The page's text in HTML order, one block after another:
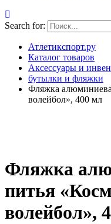
Search for:
Атлетикспорт.ру
Каталог товаров
Аксессуары и
бутылки и фляжки
Фляжка
волейбол», 400 мл
Фляжка
питья
волейбол»,